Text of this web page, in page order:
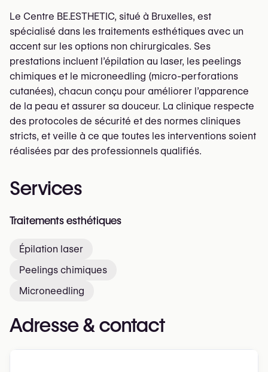
Le Centre BE.ESTHETIC, situé à Bruxelles, est
spécialisé dans les traitements esthétiques avec un
accent sur les options non chirurgicales. Ses
prestations incluent l’épilation au laser, les peelings
chimiques et le microneedling (micro-perforations
cutanées), chacun conçu pour améliorer l’apparence
de la peau et assurer sa douceur. La clinique respecte
des protocoles de sécurité et des normes cliniques
stricts, et veille à ce que toutes les interventions soient
réalisées par des professionnels qualifiés.
Services
Traitements esthétiques
Épilation laser
Peelings chimiques
Microneedling
Adresse & contact